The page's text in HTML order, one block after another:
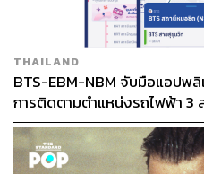
และขยายโครงการไปยัง ‘โค
จังหวัดจันทบุรี ซึ่งสร้างบนพื้นที่
จากชุมชนหนองคล้า จังหวัดจัน
เมตรต่อปี นอกจากนั้นพื้นที่นี้ยั
สาธารณะเพื่อการสันทนาการ
ถึงความมุ่งมั่นที่จะแก้ปัญหาอ
และส่งมอบโซลูชันที่ชุมชนสา
ระยะยาว
THAILAND
BTS-EBM-NBM จับมือแอปพ
การติดตามตำแหน่งรถไฟฟ้า 3